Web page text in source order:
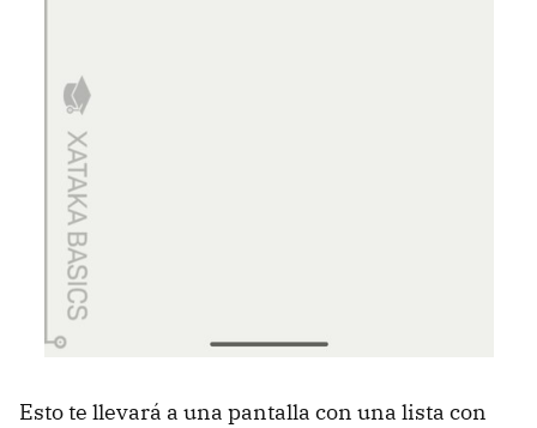
Esto te llevará a una pantalla con una lista con